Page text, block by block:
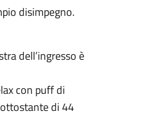
disimpegno.
dell’ingresso è
con puff di
di 44